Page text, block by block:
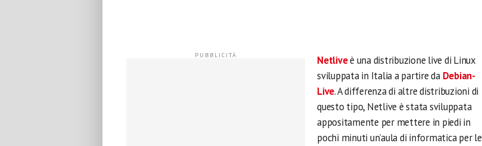
Netliveè una distribuzione live di Linux
sviluppata in Italia a partire da Debian-
Live. A differenza di altre distribuzioni di
questo tipo, Netlive è stata sviluppata
appositamente per mettere in piedi in
pochi minuti un’aula di informatica per le